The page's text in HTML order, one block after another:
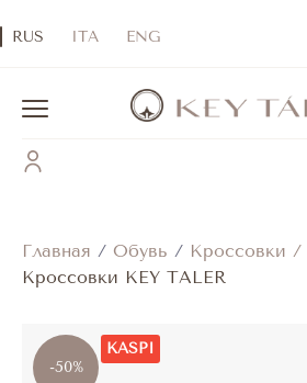
RUS ITA ENG
Главная / Обувь / Кроссовки
Кроссовки KEY TALER
-50%
KASPI